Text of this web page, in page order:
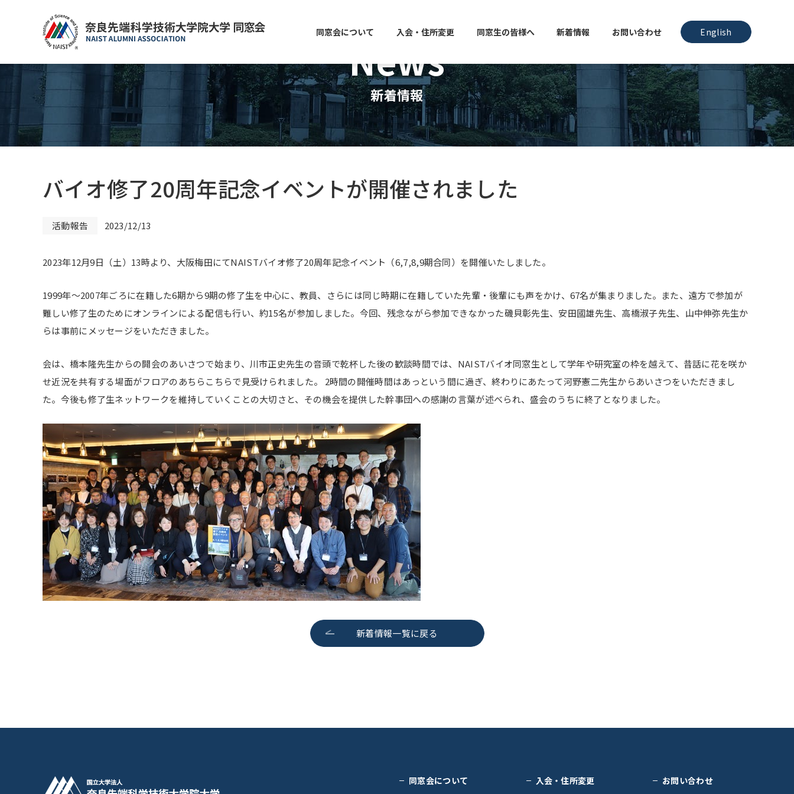
同窓会について 入会・住所変更 同窓生の皆様へ 新着情報 お問い合わせ English
News
新着情報
バイオ修了20周年記念イベントが開催されました
活動報告 2023/12/13
2023年12月9日（土）13時より、大阪梅田にてNAISTバイオ修了20周年記念イベント（6,7,8,9期合同）を開催いたしました。
1999年〜2007年ごろに在籍した6期から9期の修了生を中心に、教員、さらには同じ時期に在籍していた先輩・後輩にも声をかけ、67名が集まりました。また、遠方で参加が
難しい修了生のためにオンラインによる配信も行い、約15名が参加しました。今回、残念ながら参加できなかった磯貝彰先生、安田國雄先生、高橋淑子先生、山中伸弥先生か
らは事前にメッセージをいただきました。
会は、橋本隆先生からの開会のあいさつで始まり、川市正史先生の音頭で乾杯した後の歓談時間では、NAISTバイオ同窓生として学年や研究室の枠を越えて、昔話に花を咲か
せ近況を共有する場面がフロアのあちらこちらで見受けられました。 2時間の開催時間はあっという間に過ぎ、終わりにあたって河野憲二先生からあいさつをいただきまし
た。今後も修了生ネットワークを維持していくことの大切さと、その機会を提供した幹事団への感謝の言葉が述べられ、盛会のうちに終了となりました。
新着情報一覧に戻る
同窓会について 入会・住所変更 お問い合わせ